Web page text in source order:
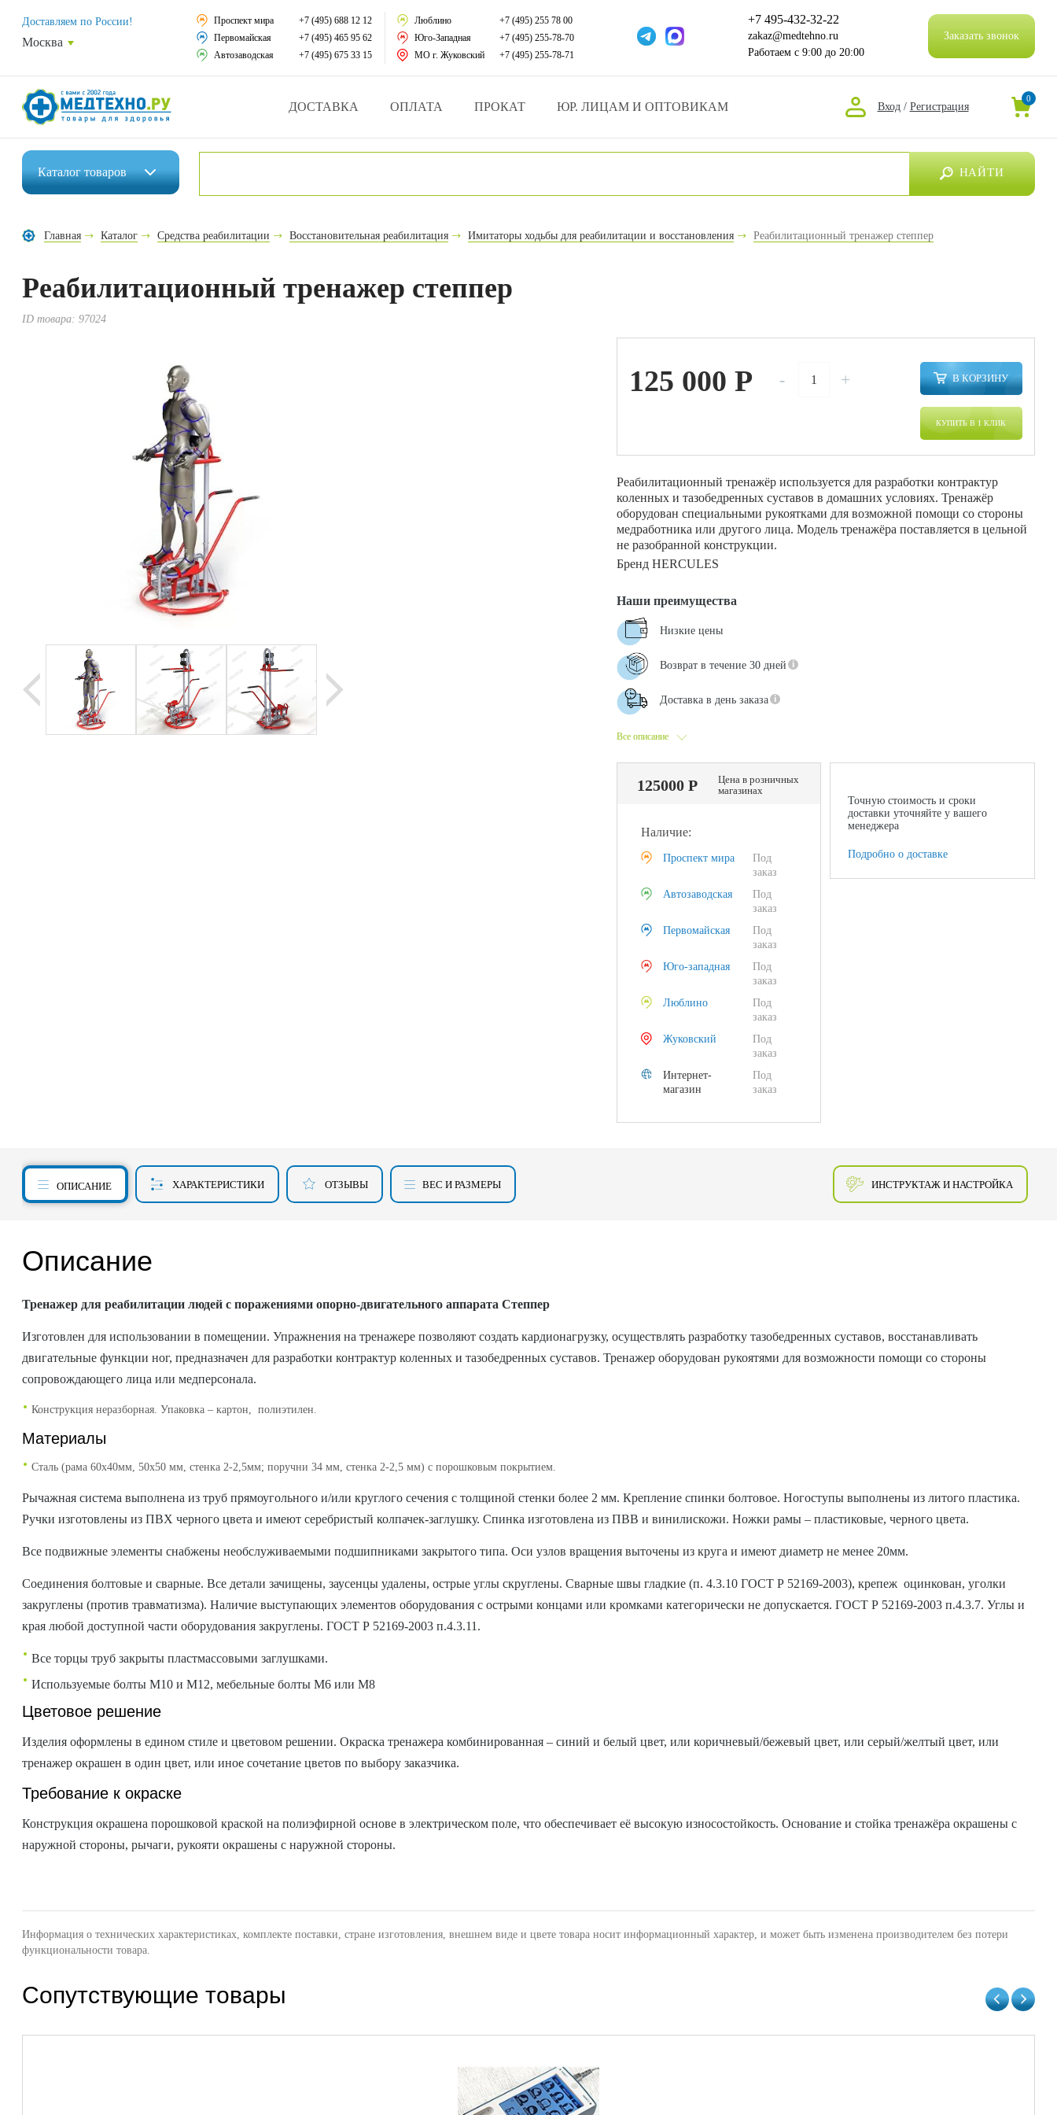
Средства реабилитации
Средства по уходу за больными
Домашняя медтехника
Уникальные и полезные товары
Доставляем по России!
Москва
Проспект мира
+7 (495) 688 12 12
Первомайская
+7 (495) 465 95 62
Автозаводская
+7 (495) 675 33 15
Люблино
+7 (495) 255 78 00
Юго-Западная
+7 (495) 255-78-70
МО г. Жуковский
+7 (495) 255-78-71
+7 495-432-32-22
zakaz@medtehno.ru
Работаем с 9:00 до 20:00
Заказать звонок
ДОСТАВКА ОПЛАТА ПРОКАТ ЮР. ЛИЦАМ И ОПТОВИКАМ Вход / Регистрация
0
Каталогтоваров
Средства по уходу за больными
Ортопедические изделия
Домашняя медтехника
Товары для красоты и здоровья
Товары для врачей и мед.учреждений
Уникальные и полезные товары
НАЙТИ
Главная Каталог Средства реабилитации Восстановительная реабилитация Имитаторы ходьбы для реабилитации и восстановления Реабилитационный тренажер степпер
Реабилитационный тренажер степпер
ID товара:97024
125 000 P - + В КОРЗИНУ
КУПИТЬ В 1 КЛИК
Реабилитационный тренажёр используется для разработки контрактур
коленных и тазобедренных суставов в домашних условиях. Тренажёр
оборудован специальными рукоятками для возможной помощи со стороны
медработника или другого лица. Модель тренажёра поставляется в цельной
не разобранной конструкции.
Бренд HERCULES
Все описание
Наши преимущества
Низкие цены
Возврат в течение 30 дней
Доставка в день заказа
125000 Р
Цена в розничных
магазинах
Наличие:
Проспект мира
Под
заказ
Автозаводская
Под
заказ
Первомайская
Под
заказ
Юго-западная
Под
заказ
Люблино
Под
заказ
Жуковский
Под
заказ
Интернет-
магазин
Под
заказ
Точную стоимость и сроки
доставки уточняйте у вашего
менеджера
Подробно о доставке
ОПИСАНИЕ ХАРАКТЕРИСТИКИ ОТЗЫВЫ ВЕС И РАЗМЕРЫ ИНСТРУКТАЖ И НАСТРОЙКА
Описание
Тренажер для реабилитации людей с поражениями опорно-двигательного аппарата Степпер
Изготовлен для использовании в помещении. Упражнения на тренажере позволяют создать кардионагрузку, осуществлять разработку тазобедренных суставов, восстанавливать
двигательные функции ног, предназначен для разработки контрактур коленных и тазобедренных суставов. Тренажер оборудован рукоятями для возможности помощи со стороны
сопровождающего лица или медперсонала.
Конструкция неразборная. Упаковка – картон, полиэтилен.
Материалы
Сталь (рама 60х40мм, 50х50 мм, стенка 2-2,5мм; поручни 34 мм, стенка 2-2,5 мм) с порошковым покрытием.
Рычажная система выполнена из труб прямоугольного и/или круглого сечения с толщиной стенки более 2 мм. Крепление спинки болтовое. Ногоступы выполнены из литого пластика.
Ручки изготовлены из ПВХ черного цвета и имеют серебристый колпачек-заглушку. Спинка изготовлена из ПВВ и винилискожи. Ножки рамы – пластиковые, черного цвета.
Все подвижные элементы снабжены необслуживаемыми подшипниками закрытого типа. Оси узлов вращения выточены из круга и имеют диаметр не менее 20мм.
Соединения болтовые и сварные. Все детали зачищены, заусенцы удалены, острые углы скруглены. Сварные швы гладкие (п. 4.3.10 ГОСТ Р 52169-2003), крепеж оцинкован, уголки
закруглены (против травматизма). Наличие выступающих элементов оборудования с острыми концами или кромками категорически не допускается. ГОСТ Р 52169-2003 п.4.3.7. Углы и
края любой доступной части оборудования закруглены. ГОСТ Р 52169-2003 п.4.3.11.
Все торцы труб закрыты пластмассовыми заглушками.
Используемые болты М10 и М12, мебельные болты М6 или М8
Цветовое решение
Изделия оформлены в едином стиле и цветовом решении. Окраска тренажера комбинированная – синий и белый цвет, или коричневый/бежевый цвет, или серый/желтый цвет, или
тренажер окрашен в один цвет, или иное сочетание цветов по выбору заказчика.
Требование к окраске
Конструкция окрашена порошковой краской на полиэфирной основе в электрическом поле, что обеспечивает её высокую износостойкость. Основание и стойка тренажёра окрашены с
наружной стороны, рычаги, рукояти окрашены с наружной стороны.
Информация о технических характеристиках, комплекте поставки, стране изготовления, внешнем виде и цвете товара носит информационный характер, и может быть изменена производителем без потери
функциональности товара.
Сопутствующие товары